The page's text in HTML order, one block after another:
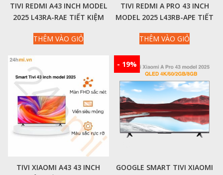
TIVI REDMI A43 INCH MODEL
2025 L43RA-RAE TIẾT KIỆM
HD/60HZ/1GB/8GB
THÊM VÀO GIỎ
TIVI REDMI A PRO 43 INCH
MODEL 2025 L43RB-APE TIẾT
4K/60HZ/3GB/64GB
THÊM VÀO GIỎ
TIVI XIAOMI A43 43 INCH
- 19%
GOOGLE SMART TIVI XIAOMI